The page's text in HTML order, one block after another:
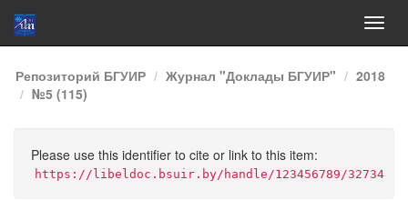
Skip
navigation
Репозиторий БГУИР Журнал "Доклады БГУИР"
2018
№5 (115)
Please use this identifier to cite or link to this item:
https://libeldoc.bsuir.by/handle/123456789/32734